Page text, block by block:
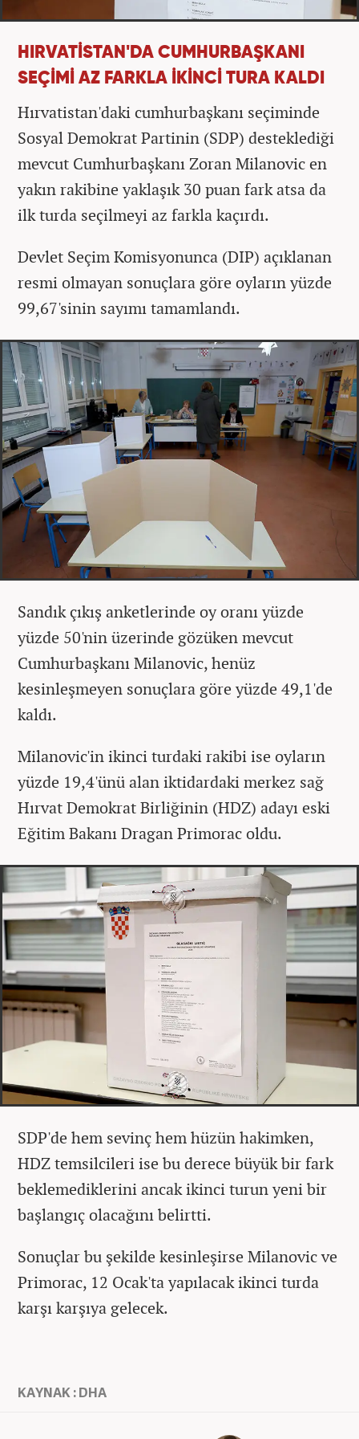
HIRVATİSTAN'DA CUMHURBAŞKANI
SEÇİMİ AZ FARKLA İKİNCİ TURA KALDI
Hırvatistan'daki cumhurbaşkanı seçiminde
Sosyal Demokrat Partinin (SDP) desteklediği
mevcut Cumhurbaşkanı Zoran Milanovic en
yakın rakibine yaklaşık 30 puan fark atsa da
ilk turda seçilmeyi az farkla kaçırdı.
Devlet Seçim Komisyonunca (DIP) açıklanan
resmi olmayan sonuçlara göre oyların yüzde
99,67'sinin sayımı tamamlandı.
Sandık çıkış anketlerinde oy oranı yüzde
yüzde 50'nin üzerinde gözüken mevcut
Cumhurbaşkanı Milanovic, henüz
kesinleşmeyen sonuçlara göre yüzde 49,1'de
kaldı.
Milanovic'in ikinci turdaki rakibi ise oyların
yüzde 19,4'ünü alan iktidardaki merkez sağ
Hırvat Demokrat Birliğinin (HDZ) adayı eski
Eğitim Bakanı Dragan Primorac oldu.
SDP'de hem sevinç hem hüzün hakimken,
HDZ temsilcileri ise bu derece büyük bir fark
beklemediklerini ancak ikinci turun yeni bir
başlangıç olacağını belirtti.
Sonuçlar bu şekilde kesinleşirse Milanovic ve
Primorac, 12 Ocak'ta yapılacak ikinci turda
karşı karşıya gelecek.
KAYNAK : DHA